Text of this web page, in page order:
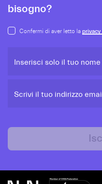
bisogno?
Confermi di aver letto la
Inserisci solo il tuo nome
Scrivi il tuo indirizzo